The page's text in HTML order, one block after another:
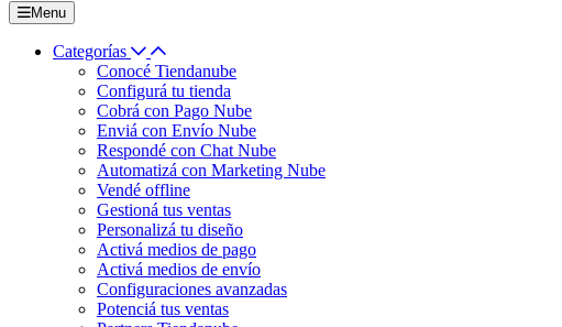
Menu
Categorías
Conocé Tiendanube
Configurá tu tienda
Cobrá con Pago Nube
Enviá con Envío Nube
Respondé con Chat Nube
Automatizá con Marketing Nube
Vendé offline
Gestioná tus ventas
Personalizá tu diseño
Activá medios de pago
Activá medios de envío
Configuraciones avanzadas
Potenciá tus ventas